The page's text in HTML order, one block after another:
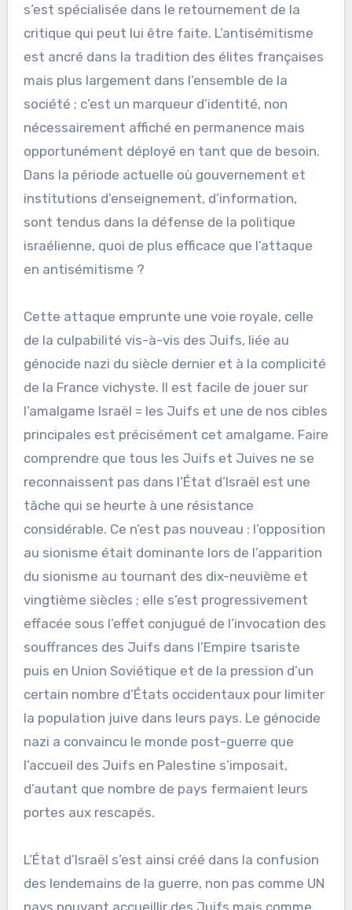
s’est spécialisée dans le retournement de la
critique qui peut lui être faite. L’antisémitisme
est ancré dans la tradition des élites françaises
mais plus largement dans l’ensemble de la
société ; c’est un marqueur d’identité, non
nécessairement affiché en permanence mais
opportunément déployé en tant que de besoin.
Dans la période actuelle où gouvernement et
institutions d’enseignement, d’information,
sont tendus dans la défense de la politique
israélienne, quoi de plus efficace que l’attaque
en antisémitisme ?
Cette attaque emprunte une voie royale, celle
de la culpabilité vis-à-vis des Juifs, liée au
génocide nazi du siècle dernier et à la complicité
de la France vichyste. Il est facile de jouer sur
l’amalgame Israël = les Juifs et une de nos cibles
principales est précisément cet amalgame. Faire
comprendre que tous les Juifs et Juives ne se
reconnaissent pas dans l’État d’Israël est une
tâche qui se heurte à une résistance
considérable. Ce n’est pas nouveau : l’opposition
au sionisme était dominante lors de l’apparition
du sionisme au tournant des dix-neuvième et
vingtième siècles ; elle s’est progressivement
effacée sous l’effet conjugué de l’invocation des
souffrances des Juifs dans l’Empire tsariste
puis en Union Soviétique et de la pression d’un
certain nombre d’États occidentaux pour limiter
la population juive dans leurs pays. Le génocide
nazi a convaincu le monde post-guerre que
l’accueil des Juifs en Palestine s’imposait,
d’autant que nombre de pays fermaient leurs
portes aux rescapés.
L’État d’Israël s’est ainsi créé dans la confusion
des lendemains de la guerre, non pas comme UN
pays pouvant accueillir des Juifs mais comme